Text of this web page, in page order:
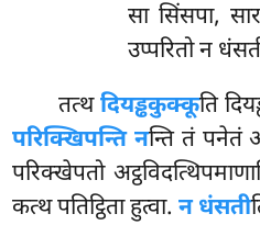
सा सिंसपा,
उप्परितो न
तत्थदियड्ढकुक्कूति
परिक्खिपन्ति नन्ति तं पनेतं
परिक्खेपतो
कत्थ पतिट्ठिता हुत्वा.न धंसती